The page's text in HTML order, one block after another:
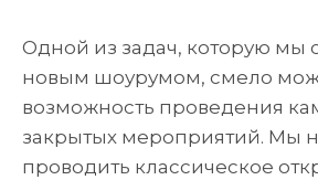
Одной из задач, которую мы
новым шоурумом, смело
возможность проведения
закрытых мероприятий. Мы
проводить классическое